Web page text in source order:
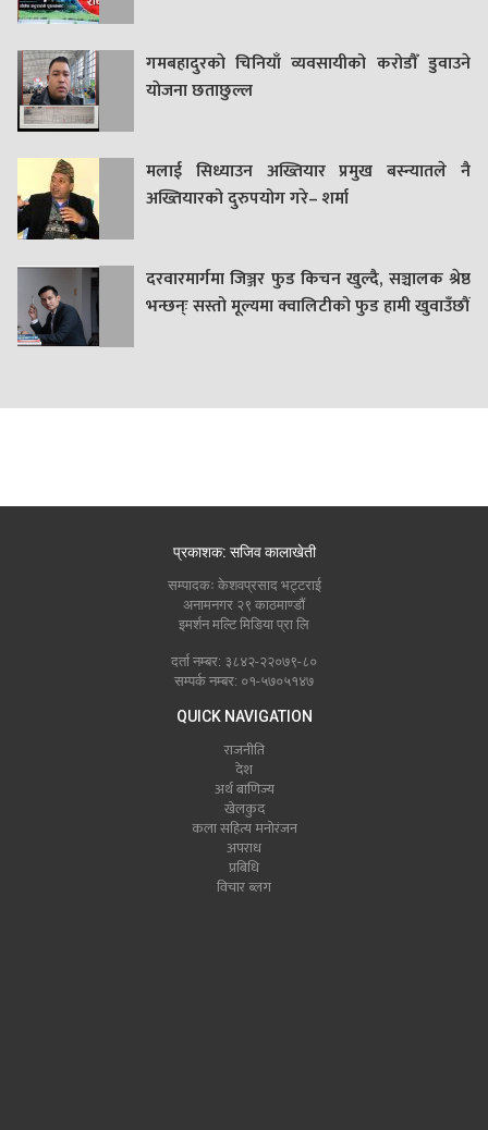
गमबहादुरकाे चिनियाँ व्यवसायीको करोडौँ डुवाउने
याेजना छताछुल्ल
मलाई सिध्याउन अख्तियार प्रमुख बस्न्यातले नै
अख्तियारको दुरुपयोग गरे– शर्मा
दरवारमार्गमा जिञ्जर फुड किचन खुल्दै, सञ्चालक श्रेष्ठ
भन्छन्ः सस्तो मूल्यमा क्वालिटीको फुड हामी खुवाउँछौं
प्रकाशक: सजिव कालाखेती
सम्पादकः केशवप्रसाद भट्टराई
अनामनगर २९ काठमाण्डौं
इमर्शन मल्टि मिडिया प्रा लि
दर्ता नम्बर: ३८४२-२२०७९-८०
सम्पर्क नम्बर: ०१-५७०५१४७
QUICK NAVIGATION
राजनीति
देश
अर्थ बाणिज्य
खेलकुद
कला सहित्य मनोरंजन
अपराध
प्रबिधि
विचार ब्लग